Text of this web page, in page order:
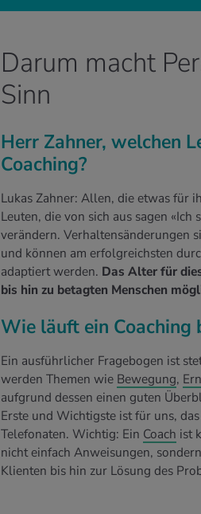
Darum macht
Sinn
Herr Zahner, welchen
Coaching?
Lukas Zahner: Allen, die etwas für
Leuten, die von sich aus sagen
verändern. Verhaltensänderungen
und können am erfolgreichsten
adaptiert werden. Das Alter für
bis hin zu betagten Menschen
Wie läuft ein Coaching
Ein ausführlicher Fragebogen ist
werden Themen wie Bewegung,
aufgrund dessen einen guten
Erste und Wichtigste ist für uns,
Telefonaten. Wichtig: Ein Coach ist
nicht einfach Anweisungen,
Klienten bis hin zur Lösung des